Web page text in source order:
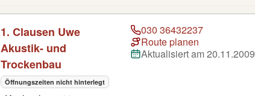
1. Clausen Uwe
Akustik- und
Trockenbau
Öffnungszeiten nicht hinterlegt
030 36432237
Route planen
Aktualisiert am 20.11.2009